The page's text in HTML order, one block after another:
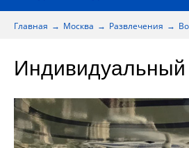
Главная Москва Развлечения
Индивидуальный